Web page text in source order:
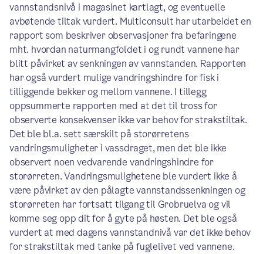
vannstandsnivå i magasinet kartlagt, og eventuelle
avbøtende tiltak vurdert. Multiconsult har utarbeidet en
rapport som beskriver observasjoner fra befaringene
mht. hvordan naturmangfoldet i og rundt vannene har
blitt påvirket av senkningen av vannstanden. Rapporten
har også vurdert mulige vandringshindre for fisk i
tilliggende bekker og mellom vannene. I tillegg
oppsummerte rapporten med at det til tross for
observerte konsekvenser ikke var behov for strakstiltak.
Det ble bl.a. sett særskilt på storørretens
vandringsmuligheter i vassdraget, men det ble ikke
observert noen vedvarende vandringshindre for
storørreten. Vandringsmulighetene ble vurdert ikke å
være påvirket av den pålagte vannstandssenkningen og
storørreten har fortsatt tilgang til Grobruelva og vil
komme seg opp dit for å gyte på høsten. Det ble også
vurdert at med dagens vannstandnivå var det ikke behov
for strakstiltak med tanke på fuglelivet ved vannene.